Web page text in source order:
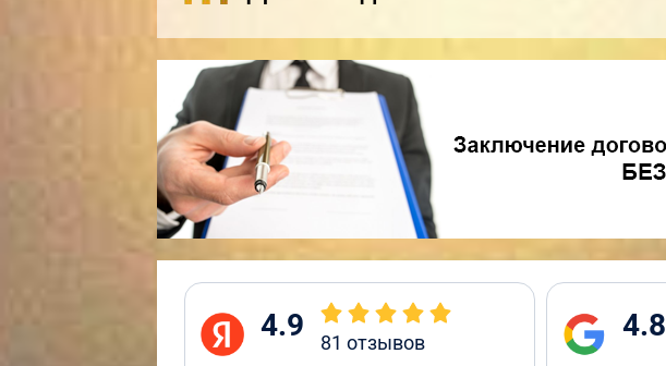
4.9 81 отзывов 4.8